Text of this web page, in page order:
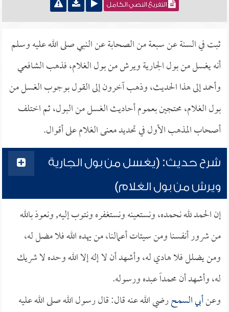
التفريغ النصي الكامل
ثبت في السنة عن سبعة من الصحابة عن النبي صلى الله عليه وسلم
أنه يغسل من بول الجارية ويرش من بول الغلام، فذهب الشافعي
وأحمد إلى هذا الحديث، وذهب آخرون إلى القول بوجوب الغسل من
بول الغلام، محتجين بعموم أحاديث الغسل من البول، ثم اختلف
أصحاب المذهب الأول في تحديد معنى الغلام على أقوال.
شرح حديث: (يغسل من بول الجارية
ويرش من بول الغلام)
إن الحمد لله نحمده، ونستعينه ونستغفره ونتوب إليه, ونعوذ بالله
من شرور أنفسنا ومن سيئات أعمالنا، من يهده الله فلا مضل له،
ومن يضلل فلا هادي له، وأشهد أن لا إله إلا الله وحده لا شريك
له، وأشهد أن محمداً عبده ورسوله.
وعنأبي السمحرضي الله عنه قال: قال رسول الله صلى الله عليه